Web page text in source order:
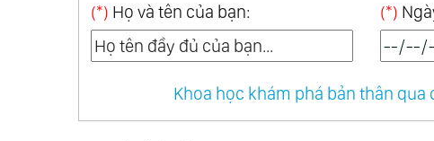
(*) Họ và tên của bạn: (*)
Khoa học khám phá bản thân